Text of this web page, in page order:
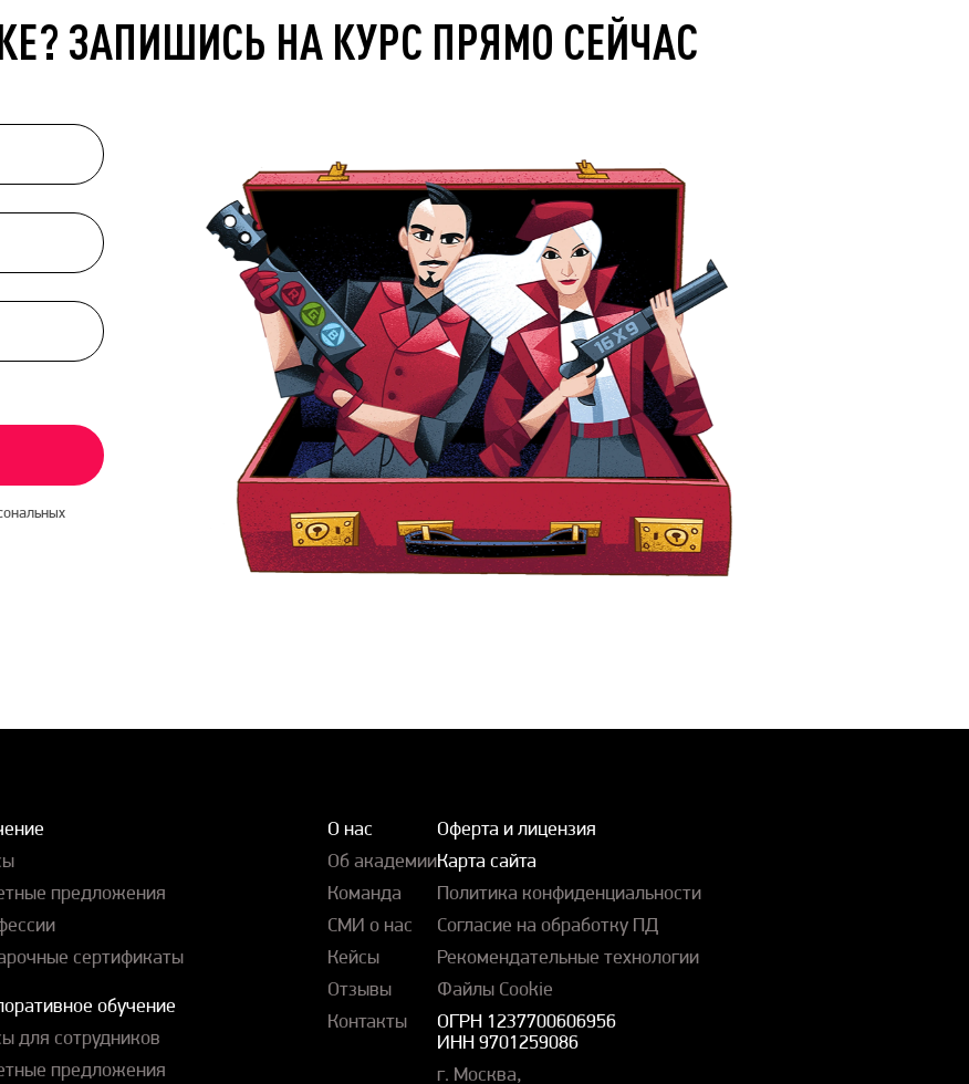
ЗАПИШИСЬ НА КУРС ПРЯМО СЕЙЧАС
предложения
сертификаты
обучение
для сотрудников
предложения
О нас
Об академии
Команда
СМИ о нас
Кейсы
Отзывы
Контакты
Оферта и лицензия
Карта сайта
Политика конфиденциальности
Согласие на обработку ПД
Рекомендательные технологии
Файлы Cookie
ОГРН 1237700606956
ИНН 9701259086
г. Москва,